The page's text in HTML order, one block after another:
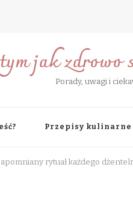
jak zdrowo
Porady, uwagi i
Przepisy kulinarne
rytuał każdego